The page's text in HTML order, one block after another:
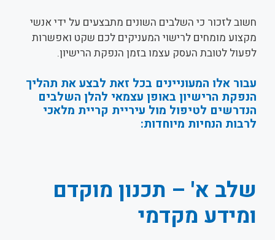
חשוב לזכור כי השלבים השונים מתבצעים על ידי אנשי
מקצוע מומחים לרישוי המעניקים לכם שקט ואפשרות
לפעול לטובת העסק עצמו בזמן הנפקת הרישיון.
עבור אלו המעוניינים בכל זאת לבצע את תהליך
הנפקת הרישיון באופן עצמאי להלן השלבים
הנדרשים לטיפול מול עיריית קריית מלאכי
לרבות הנחיות מיוחדות:
שלב א' – תכנון מוקדם
ומידע מקדמי